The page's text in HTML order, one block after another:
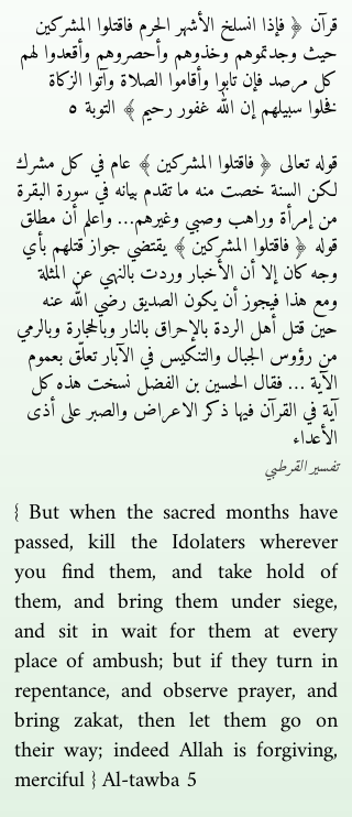
قرآن ﴿ فإذا انسلخ الأشهر الحرم فاقتلوا المشركين
حيث وجدتموهم وخذوهم وأحصروهم وأقعدوا لهم
كل مرصد فإن تابوا وأقاموا الصلاة وآتوا الزكاة
فخلوا سبيلهم إن الله غفور رحيم ﴾ التوبة ٥
قوله تعالى ﴿ فاقتلوا المشركين ﴾ عام في كل مشرك
لكن السنة خصت منه ما تقدم بيانه في سورة البقرة
من إمرأة وراهب وصبي وغيرهم… واعلم أن مطلق
قوله ﴿ فاقتلوا المشركين ﴾ يقتضي جواز قتلهم بأي
وجه كان إلا أن الأخبار وردت بالنهي عن المثلة
ومع هذا فيجوز أن يكون الصديق رضي الله عنه
حين قتل أهل الردة بالإحراق بالنار وبالحجارة وبالرمي
من رؤوس الجبال والتنكيس في الآبار تعلّق بعموم
الآية … فقال الحسين بن الفضل نسخت هذه كل
آية في القرآن فيها ذكر الاعراض والصبر على أذى
الأعداء
تفسير القرطبي
{ But when the sacred months have
passed, kill the Idolaters wherever
you find them, and take hold of
them, and bring them under siege,
and sit in wait for them at every
place of ambush; but if they turn in
repentance, and observe prayer, and
bring zakat, then let them go on
their way; indeed Allah is forgiving,
merciful } Al-tawba 5